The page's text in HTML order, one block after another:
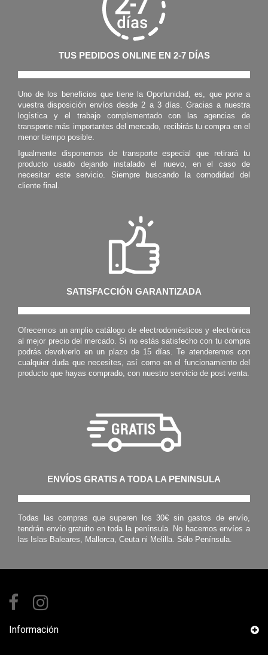
TUS PEDIDOS ONLINE EN 2-7 DÍAS
Uno de los beneficios que tiene la Oportunidad, es, que pone a
vuestra disposición envíos desde 2 a 3 días. Gracias a nuestra
logística y el trabajo complementado con las agencias de
transporte más importantes del mercado, recibirás tu compra en el
menor tiempo posible.
Igualmente disponemos de transporte especial que retirará tu
producto usado dejando instalado el nuevo, en el caso de
necesitar este servicio. Siempre buscando la comodidad del
cliente final.
SATISFACCIÓN GARANTIZADA
Ofrecemos un amplio catálogo de electrodomésticos y electrónica
al mejor precio del mercado. Si no estás satisfecho con tu compra
podrás devolverlo en un plazo de 15 días. Te atenderemos con
cualquier duda que necesites, así como en el funcionamiento del
producto que hayas comprado, con nuestro servicio de post venta.
ENVÍOS GRATIS A TODA LA PENINSULA
Todas las compras que superen los 30€ sin gastos de envío,
tendrán envío gratuito en toda la península. No hacemos envíos a
las Islas Baleares, Mallorca, Ceuta ni Melilla. Sólo Península.
Información